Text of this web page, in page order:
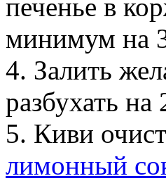
печенье в
минимум на
4. Залить
разбухать
5. Киви
лимонный